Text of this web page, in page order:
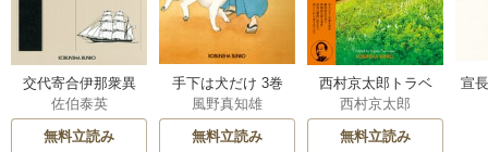
交代寄合伊那衆異
聞 15巻
佐伯泰英
無料立読み
手下は犬だけ 3巻
風野真知雄
無料立読み
西村京太郎トラベ
ルミステリー・セ
レクション 2巻
西村京太郎
無料立読み
宣